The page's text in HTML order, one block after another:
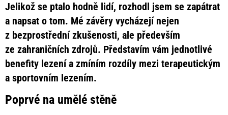
Jelikož se ptalo hodně lidí, rozhodl jsem se zapátrat
a napsat o tom. Mé závěry vycházejí nejen
z bezprostřední zkušenosti, ale především
ze zahraničních zdrojů. Představím vám jednotlivé
benefity lezení a zmíním rozdíly mezi terapeutickým
a sportovním lezením.
Poprvé na umělé stěně